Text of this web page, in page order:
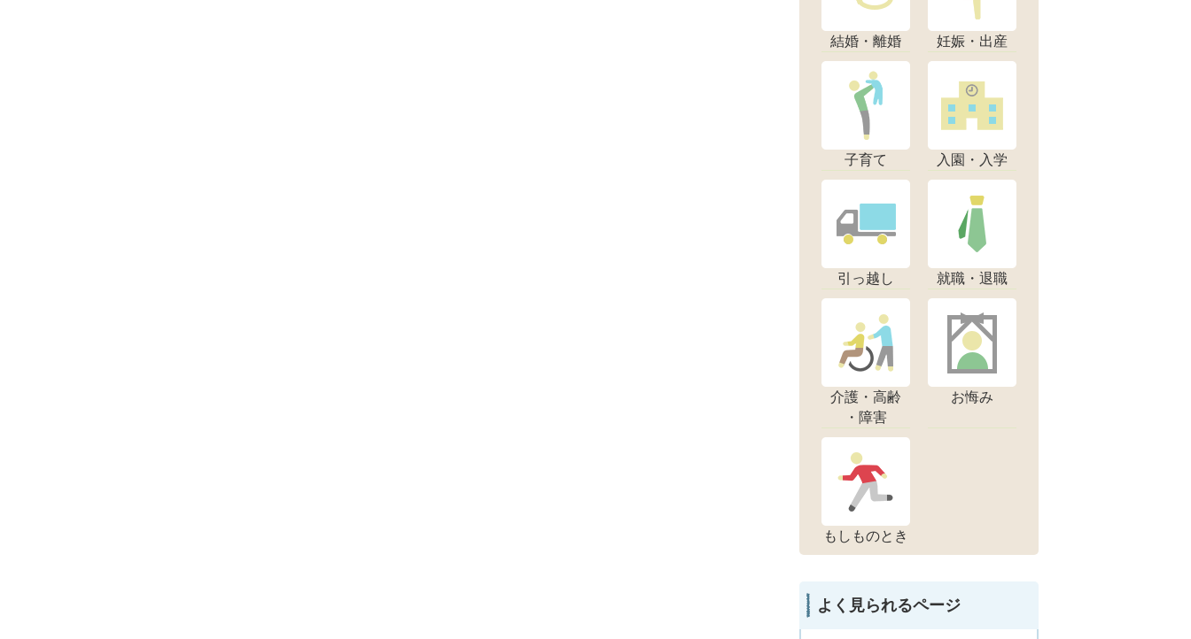
結婚・離婚 妊娠・出産
子育て 入園・入学
引っ越し 就職・退職
介護・高齢
・障害
お悔み
もしものとき
よく見られるページ